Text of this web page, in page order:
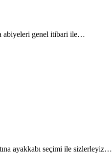
abiyeleri genel itibari ile…
ayakkabı seçimi ile sizlerleyiz…